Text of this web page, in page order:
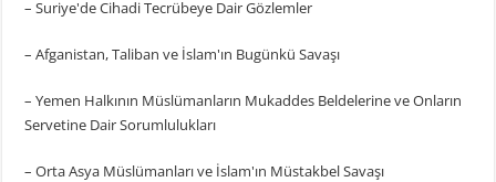
– Suriye'de Cihadi Tecrübeye Dair Gözlemler
– Afganistan, Taliban ve İslam'ın Bugünkü Savaşı
– Yemen Halkının Müslümanların Mukaddes Beldelerine ve Onların
Servetine Dair Sorumlulukları
– Orta Asya Müslümanları ve İslam'ın Müstakbel Savaşı